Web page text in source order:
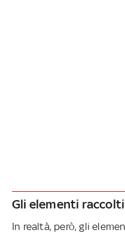
Gli elementi raccolti
In realtà, però, gli